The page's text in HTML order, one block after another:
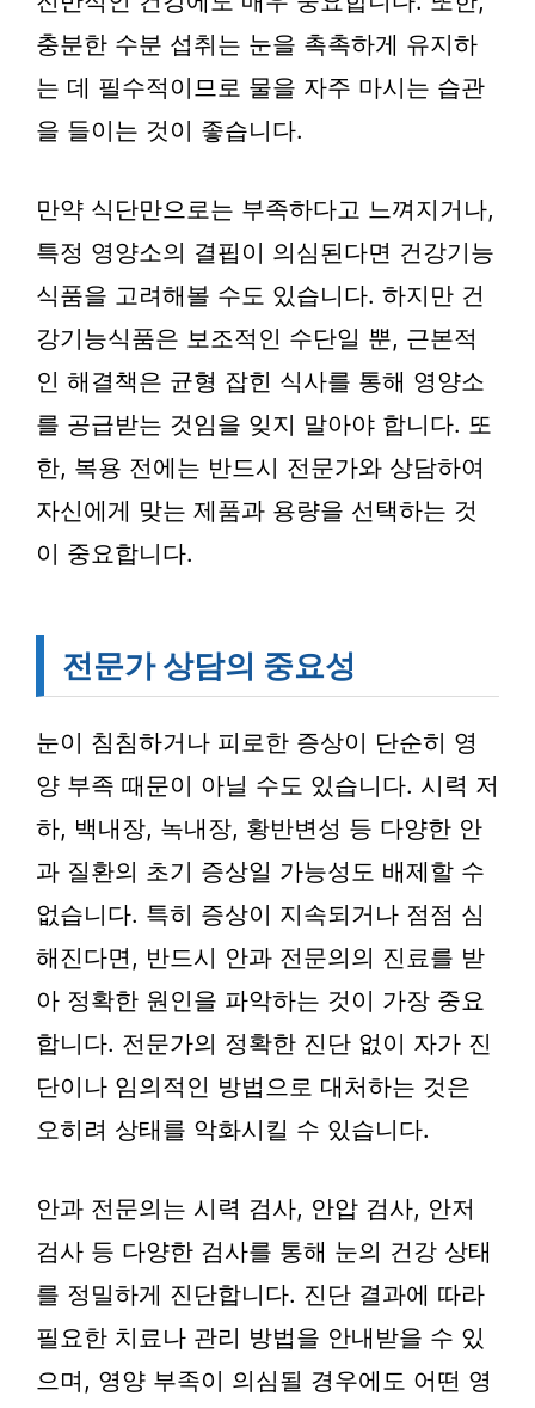
충분한 수분 섭취는 눈을 촉촉하게 유지하
는 데 필수적이므로 물을 자주 마시는 습관
을 들이는 것이 좋습니다.
만약 식단만으로는 부족하다고 느껴지거나,
특정 영양소의 결핍이 의심된다면 건강기능
식품을 고려해볼 수도 있습니다. 하지만 건
강기능식품은 보조적인 수단일 뿐, 근본적
인 해결책은 균형 잡힌 식사를 통해 영양소
를 공급받는 것임을 잊지 말아야 합니다. 또
한, 복용 전에는 반드시 전문가와 상담하여
자신에게 맞는 제품과 용량을 선택하는 것
이 중요합니다.
전문가 상담의 중요성
눈이 침침하거나 피로한 증상이 단순히 영
양 부족 때문이 아닐 수도 있습니다. 시력 저
하, 백내장, 녹내장, 황반변성 등 다양한 안
과 질환의 초기 증상일 가능성도 배제할 수
없습니다. 특히 증상이 지속되거나 점점 심
해진다면, 반드시 안과 전문의의 진료를 받
아 정확한 원인을 파악하는 것이 가장 중요
합니다. 전문가의 정확한 진단 없이 자가 진
단이나 임의적인 방법으로 대처하는 것은
오히려 상태를 악화시킬 수 있습니다.
안과 전문의는 시력 검사, 안압 검사, 안저
검사 등 다양한 검사를 통해 눈의 건강 상태
를 정밀하게 진단합니다. 진단 결과에 따라
필요한 치료나 관리 방법을 안내받을 수 있
으며, 영양 부족이 의심될 경우에도 어떤 영